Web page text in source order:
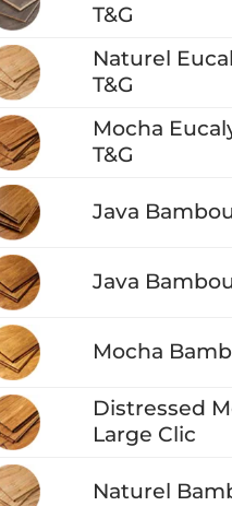
T&G
Naturel
T&G
Mocha
T&G
Java
Java
Mocha
Distressed
Large Clic
Naturel